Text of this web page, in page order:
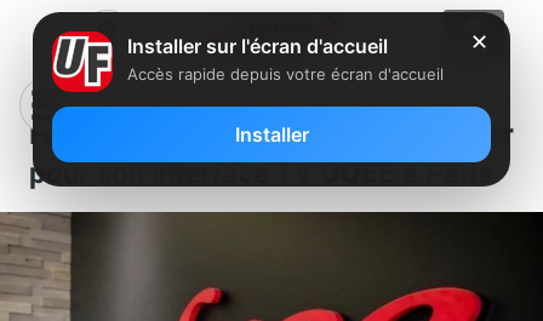
Free recherche un Product Owner
pour son interface TV OQEE à Paris
✕
Installer sur l'écran d'accueil
Accès rapide depuis votre écran d'accueil
Installer